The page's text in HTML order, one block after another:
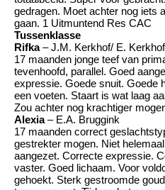
gedragen. Moet achter nog iets
gaan. 1 Uitmuntend Res CAC
Tussenklasse
Rifka– J.M. Kerkhof/ E. Kerkhof
17 maanden jonge teef van
tevenhoofd, parallel. Goed
expressie. Goede snuit. Goede
een voeten. Staart is wat laag
Zou achter nog krachtiger
Alexia– E.A. Bruggink
17 maanden correct
gestrekter mogen. Niet
aangezet. Correcte expressie.
vaster. Goed lichaam. Voor
gehoekt. Sterk gestroomde